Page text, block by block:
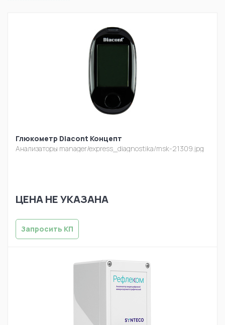
Глюкометр Diacont Концепт
Анализаторы manager/express_diagnostika/msk-21309.jpg
ЦЕНА НЕ УКАЗАНА
Запросить КП